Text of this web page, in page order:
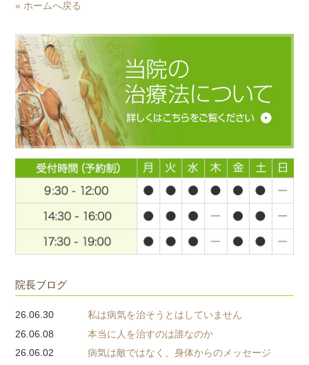
» ホームへ戻る
院長ブログ
26.06.30
私は病気を治そうとはしていません
26.06.08
本当に人を治すのは誰なのか
26.06.02
病気は敵ではなく、身体からのメッセージ